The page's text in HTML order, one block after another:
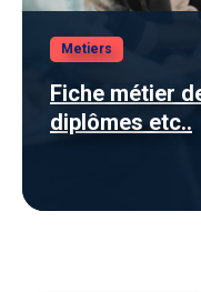
Metiers
Fiche métier
diplômes etc..